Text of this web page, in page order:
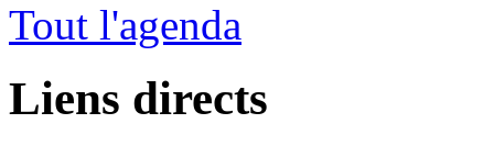
Tout l'agenda
Liens directs